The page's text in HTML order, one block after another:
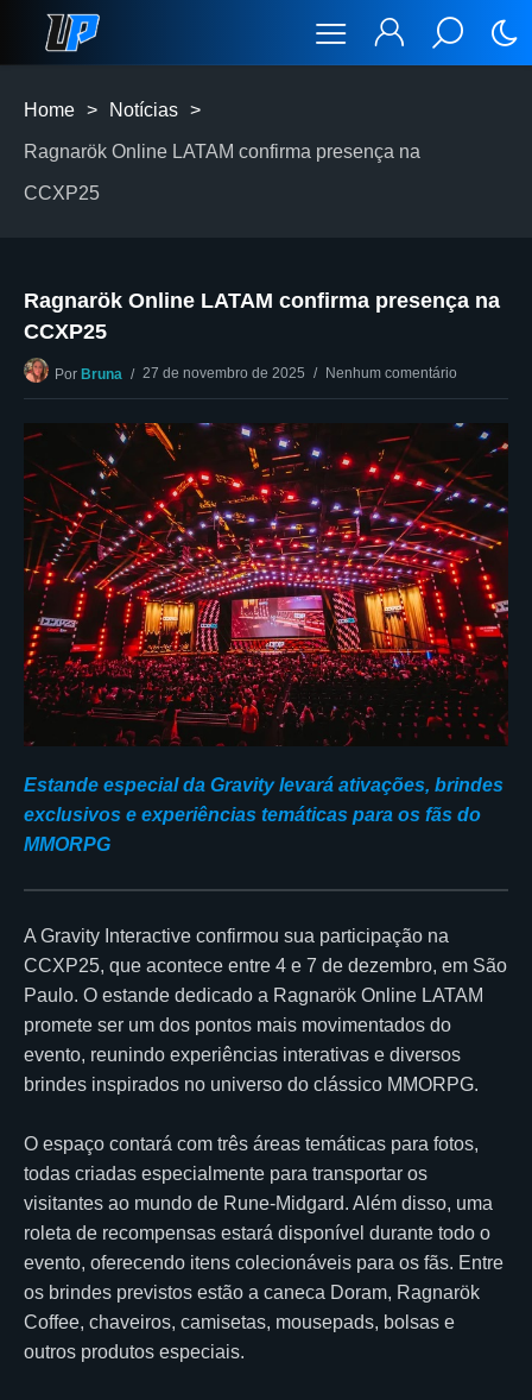
Home > Notícias >
Ragnarök Online LATAM confirma presença na
CCXP25
Ragnarök Online LATAM confirma presença na
CCXP25
Por Bruna 27 de novembro de 2025 Nenhum comentário
Estande especial da Gravity levará ativações, brindes
exclusivos e experiências temáticas para os fãs do
MMORPG
A Gravity Interactive confirmou sua participação na
CCXP25, que acontece entre 4 e 7 de dezembro, em São
Paulo. O estande dedicado a Ragnarök Online LATAM
promete ser um dos pontos mais movimentados do
evento, reunindo experiências interativas e diversos
brindes inspirados no universo do clássico MMORPG.
O espaço contará com três áreas temáticas para fotos,
todas criadas especialmente para transportar os
visitantes ao mundo de Rune-Midgard. Além disso, uma
roleta de recompensas estará disponível durante todo o
evento, oferecendo itens colecionáveis para os fãs. Entre
os brindes previstos estão a caneca Doram, Ragnarök
Coffee, chaveiros, camisetas, mousepads, bolsas e
outros produtos especiais.